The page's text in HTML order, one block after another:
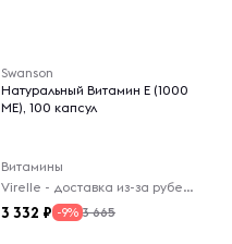
Swanson
Натуральный Витамин Е (1000
МЕ), 100 капсул
Витамины
Virelle - доставка из-за рубежа
3 332 -9% 3 665